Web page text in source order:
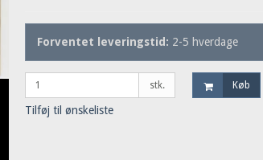
Forventet leveringstid: 2-5 hverdage
stk. Køb
Tilføj til ønskeliste